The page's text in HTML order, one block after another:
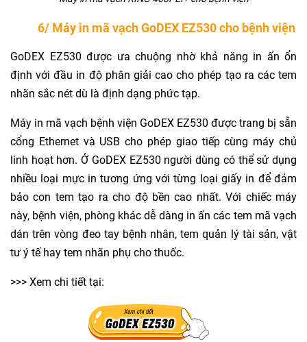
6/ Máy in mã vạch GoDEX EZ530 cho bệnh viện
GoDEX EZ530 được ưa chuộng nhờ khả năng in ấn ổn
định với đầu in độ phân giải cao cho phép tạo ra các tem
nhãn sắc nét dù là định dạng phức tạp.
Máy in mã vạch bệnh viện GoDEX EZ530 được trang bị sẵn
cổng Ethernet và USB cho phép giao tiếp cùng máy chủ
linh hoạt hơn. Ở GoDEX EZ530 người dùng có thể sử dụng
nhiều loại mực in tương ứng với từng loại giấy in để đảm
bảo con tem tạo ra cho độ bền cao nhất. Với chiếc máy
này, bệnh viện, phòng khác dễ dàng in ấn các tem mã vạch
dán trên vòng đeo tay bệnh nhân, tem quản lý tài sản, vật
tư ý tế hay tem nhãn phụ cho thuốc.
>>> Xem chi tiết tại: